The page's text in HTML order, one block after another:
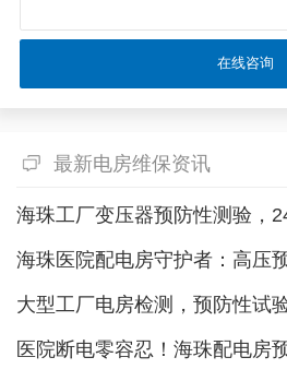
最新电房维保资讯